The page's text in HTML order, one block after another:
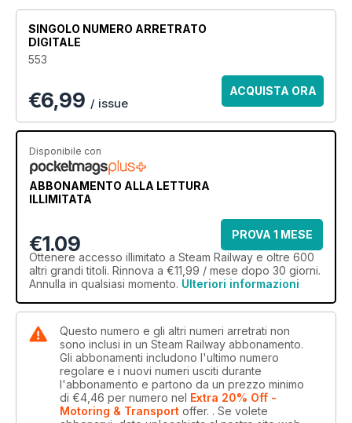
SINGOLO NUMERO ARRETRATO
DIGITALE
553
€6,99 / issue
ACQUISTA ORA
Disponibile con
ABBONAMENTO ALLA LETTURA
ILLIMITATA
€1.09
PROVA 1 MESE
Ottenere accesso illimitato a Steam Railway e oltre 600
altri grandi titoli. Rinnova a €11,99 / mese dopo 30 giorni.
Annulla in qualsiasi momento. Ulteriori informazioni
Questo numero e gli altri numeri arretrati non
sono inclusi in un Steam Railway abbonamento.
Gli abbonamenti includono l'ultimo numero
regolare e i nuovi numeri usciti durante
l'abbonamento e partono da un prezzo minimo
di €4,46 per numero nel Extra 20% Off -
Motoring & Transport offer. . Se volete